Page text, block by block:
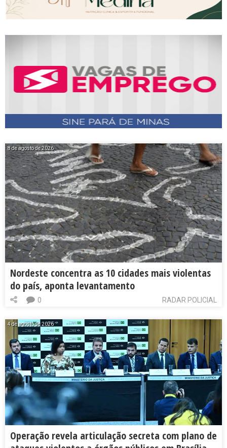
8 de agosto de 2026
Nordeste concentra as 10 cidades mais violentas
do país, aponta levantamento
RADAR POLICIAL
0
4 de agosto de 2026
Operação revela articulação secreta com plano de